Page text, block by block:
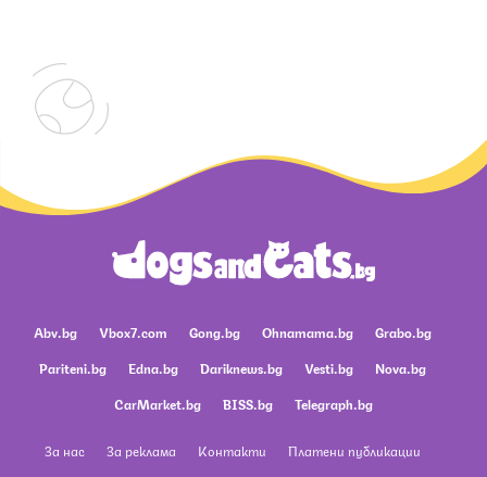
Abv.bg Vbox7.com Gong.bg Ohnamama.bg
Grabo.bg
Pariteni.bg
Edna.bg Dariknews.bg Vesti.bg
Nova.bg
CarMarket.bg
BISS.bg Telegraph.bg
За нас За реклама Контакти
Платени публикации